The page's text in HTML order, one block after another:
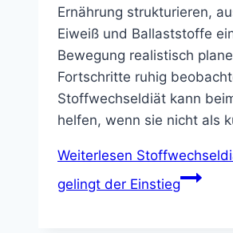
Ernährung strukturieren,
Eiweiß und Ballaststoffe
Bewegung realistisch
Fortschritte ruhig
Stoffwechseldiät kann
helfen, wenn sie nicht als
Weiterlesen
gelingt der Einstieg